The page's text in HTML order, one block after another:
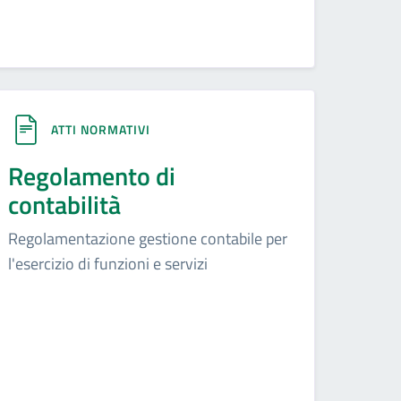
ATTI NORMATIVI
Regolamento di
contabilità
Regolamentazione gestione contabile per
l'esercizio di funzioni e servizi